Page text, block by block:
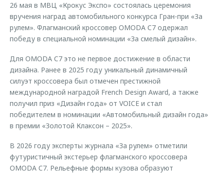
Трейд-ин
Калькулятор трейд-ин
Оригинальные аксессуары
Запчасти
26 мая в МВЦ «Крокус Экспо» состоялась церемония
вручения наград автомобильного конкурса Гран-при «За
рулем». Флагманский кроссовер OMODA C7 одержал
победу в специальной номинации «За смелый дизайн».
Для OMODA C7 это не первое достижение в области
дизайна. Ранее в 2025 году уникальный динамичный
силуэт кроссовера был отмечен престижной
международной наградой French Design Award, а также
получил приз «Дизайн года» от VOICE и стал
победителем в номинации «Автомобильный дизайн года»
в премии «Золотой Клаксон – 2025».
В 2026 году эксперты журнала «За рулем» отметили
футуристичный экстерьер флагманского кроссовера
OMODA C7. Рельефные формы кузова образуют